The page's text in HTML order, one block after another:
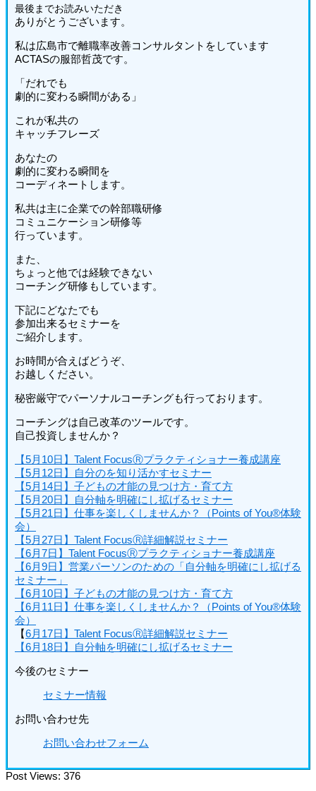
最後までお読みいただき
ありがとうございます。
私は広島市で離職率改善コンサルタントをしています
ACTASの服部哲茂です。
「だれでも
劇的に変わる瞬間がある」
これが私共の
キャッチフレーズ
あなたの
劇的に変わる瞬間を
コーディネートします。
私共は主に企業での幹部職研修
コミュニケーション研修等
行っています。
また、
ちょっと他では経験できない
コーチング研修もしています。
下記にどなたでも
参加出来るセミナーを
ご紹介します。
お時間が合えばどうぞ、
お越しください。
秘密厳守でパーソナルコーチングも行っております。
コーチングは自己改革のツールです。
自己投資しませんか？
【5月10日】Talent FocusⓇプラクティショナー養成講座
【5月12日】自分のを知り活かすセミナー
【5月14日】子どもの才能の見つけ方・育て方
【5月20日】自分軸を明確にし拡げるセミナー
【5月21日】仕事を楽しくしませんか？（Points of You®体験
会）
【5月27日】Talent FocusⓇ詳細解説セミナー
【6月7日】Talent FocusⓇプラクティショナー養成講座
【6月9日】営業パーソンのための「自分軸を明確にし拡げる
セミナー」
【6月10日】子どもの才能の見つけ方・育て方
【6月11日】仕事を楽しくしませんか？（Points of You®体験
会）
【6月17日】Talent FocusⓇ詳細解説セミナー
【6月18日】自分軸を明確にし拡げるセミナー
今後のセミナー
セミナー情報
お問い合わせ先
お問い合わせフォーム
Post Views: 376